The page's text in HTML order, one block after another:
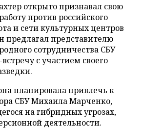
открыто признавал свою
против российского
и сети культурных центров
предлагал представителю
сотрудничества СБУ
с участием своего
планировала привлечь к
СБУ Михаила Марченко,
на гибридных угрозах,
деятельности.